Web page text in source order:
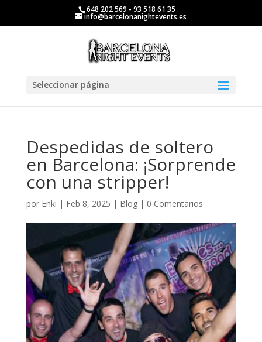
648 202 569 - 93 518 61 35
info@barcelonanightevents.es
Seleccionar página
Despedidas de soltero
en Barcelona: ¡Sorprende
con una stripper!
por Enki | Feb 8, 2025 | Blog| 0 Comentarios